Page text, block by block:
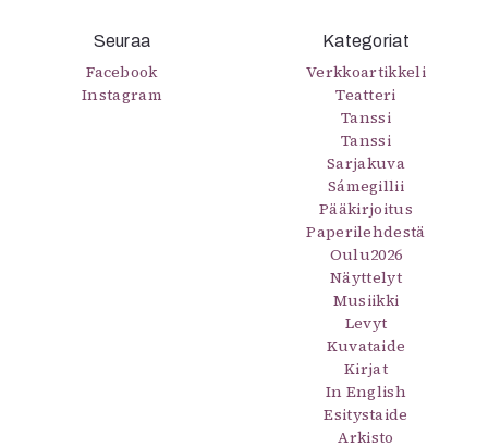
Seuraa
Facebook
Instagram
Kategoriat
Verkkoartikkeli
Teatteri
Tanssi
Tanssi
Sarjakuva
Sámegillii
Pääkirjoitus
Paperilehdestä
Oulu2026
Näyttelyt
Musiikki
Levyt
Kuvataide
Kirjat
In English
Esitystaide
Arkisto